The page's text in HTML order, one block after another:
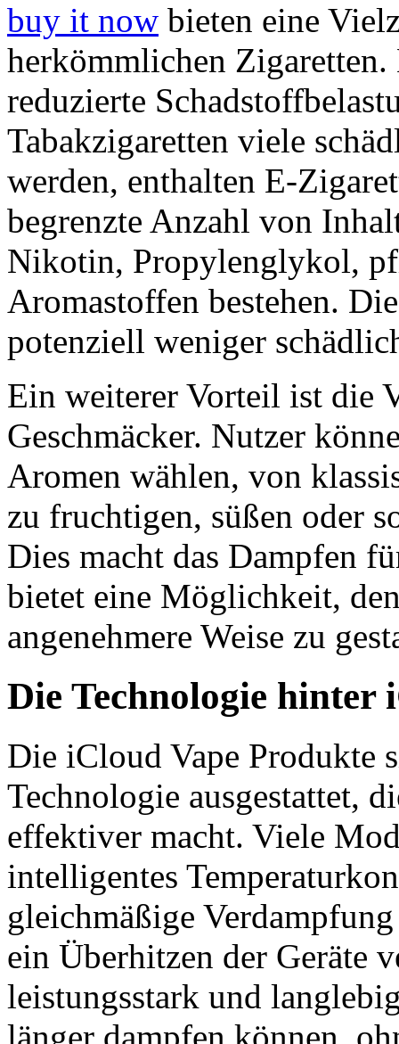
buy it now bieten eine
herkömmlichen
reduzierte
Tabakzigaretten viele
werden, enthalten E-
begrenzte Anzahl von
Nikotin, Propylenglykol,
Aromastoffen bestehen.
potenziell weniger
Ein weiterer Vorteil ist die
Geschmäcker. Nutzer
Aromen wählen, von
zu fruchtigen, süßen oder
Dies macht das Dampfen
bietet eine Möglichkeit,
angenehmere Weise zu
Die Technologie hinter
Die iCloud Vape Produkte
Technologie ausgestattet,
effektiver macht. Viele
intelligentes
gleichmäßige
ein Überhitzen der Geräte
leistungsstark und